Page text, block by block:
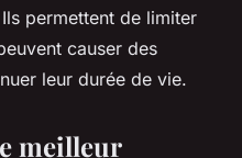
permettent de limiter
causer des
leur durée de vie.
meilleur